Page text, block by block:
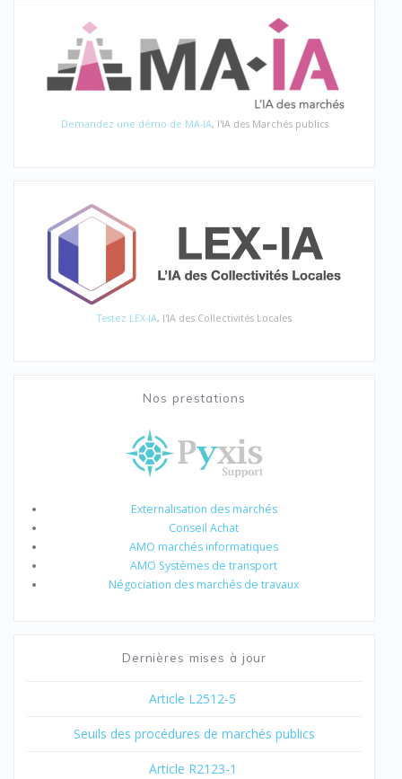
Demandez une démo de MA-IA, l'IA des Marchés publics
Testez LEX-IA, l'IA des Collectivités Locales
Nos prestations
Externalisation des marchés
Conseil Achat
AMO marchés informatiques
AMO Systèmes de transport
Négociation des marchés de travaux
Dernières mises à jour
Article L2512-5
Seuils des procédures de marchés publics
Article R2123-1